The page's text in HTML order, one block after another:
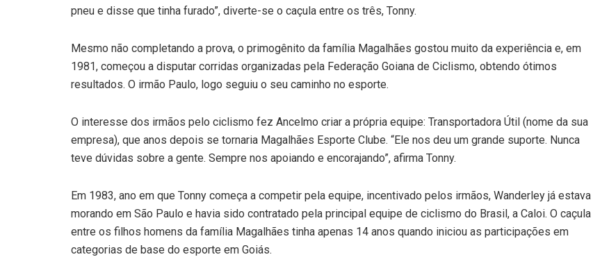
pneu e disse que tinha furado”, diverte-se o caçula entre os três, Tonny.
Mesmo não completando a prova, o primogênito da família Magalhães gostou muito da experiência e, em
1981, começou a disputar corridas organizadas pela Federação Goiana de Ciclismo, obtendo ótimos
resultados. O irmão Paulo, logo seguiu o seu caminho no esporte.
O interesse dos irmãos pelo ciclismo fez Ancelmo criar a própria equipe: Transportadora Útil (nome da sua
empresa), que anos depois se tornaria Magalhães Esporte Clube. “Ele nos deu um grande suporte. Nunca
teve dúvidas sobre a gente. Sempre nos apoiando e encorajando”, afirma Tonny.
Em 1983, ano em que Tonny começa a competir pela equipe, incentivado pelos irmãos, Wanderley já estava
morando em São Paulo e havia sido contratado pela principal equipe de ciclismo do Brasil, a Caloi. O caçula
entre os filhos homens da família Magalhães tinha apenas 14 anos quando iniciou as participações em
categorias de base do esporte em Goiás.